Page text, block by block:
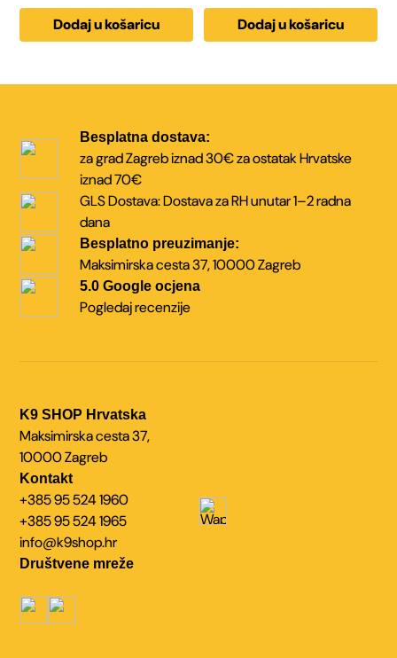
Dodaj u košaricu Dodaj u košaricu
Besplatna dostava:
za grad Zagreb iznad 30€za ostatak Hrvatske
iznad 70€
GLS Dostava:Dostava za RH unutar1–2 radna
dana
Besplatno preuzimanje:
Maksimirska cesta 37,10000 Zagreb
5.0 Google ocjena
Pogledaj recenzije
K9 SHOP Hrvatska
Maksimirska cesta 37,
10000 Zagreb
Kontakt
+385 95 524 1960
+385 95 524 1965
info@k9shop.hr
Društvene mreže